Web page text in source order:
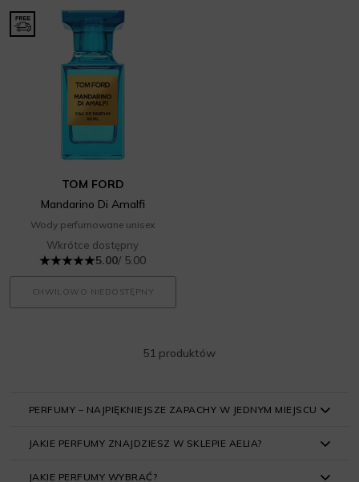
TOM FORD
Mandarino Di Amalfi
Wody perfumowane unisex
Wkrótce dostępny
5.00/ 5.00
CHWILOWO NIEDOSTĘPNY
51 produktów
PERFUMY – NAJPIĘKNIEJSZE ZAPACHY W JEDNYM MIEJSCU
Najsłynniejsze marki, ulubione klasyki i zupełnie nowe
kompozycje – w Aelia Duty Free każdy na pewno znajdzie
JAKIE PERFUMY ZNAJDZIESZ W SKLEPIE AELIA?
JAKIE PERFUMY WYBRAĆ?